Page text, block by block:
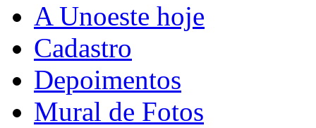
A Unoeste hoje
Cadastro
Depoimentos
Mural de Fotos